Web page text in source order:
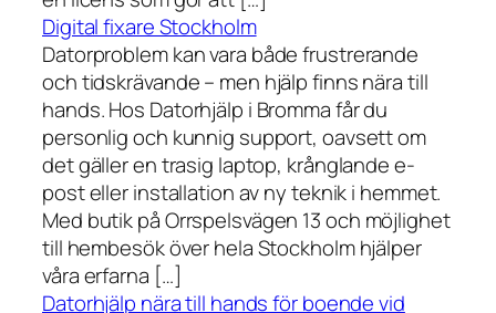
Digital fixare Stockholm
Datorproblem kan vara både frustrerande
och tidskrävande – men hjälp finns nära till
hands. Hos Datorhjälp i Bromma får du
personlig och kunnig support, oavsett om
det gäller en trasig laptop, krånglande e-
post eller installation av ny teknik i hemmet.
Med butik på Orrspelsvägen 13 och möjlighet
till hembesök över hela Stockholm hjälper
våra erfarna […]
Datorhjälp nära till hands för boende vid